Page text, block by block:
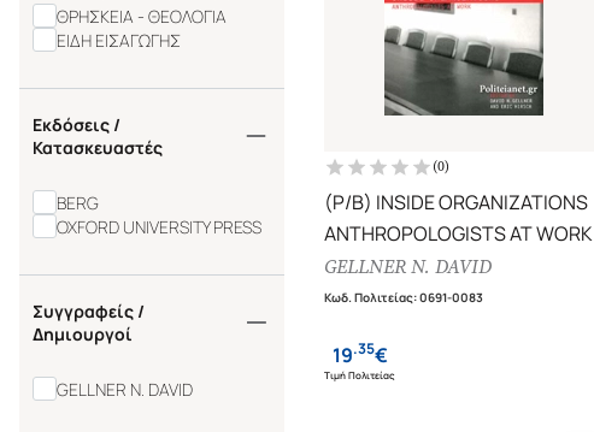
ΘΡΗΣΚΕΙΑ - ΘΕΟΛΟΓΙΑ
ΕΙΔΗ ΕΙΣΑΓΩΓΗΣ
Εκδόσεις /
Κατασκευαστές
BERG
OXFORD UNIVERSITY PRESS
Συγγραφείς /
Δημιουργοί
GELLNER N. DAVID
(0)
(P/B) INSIDE ORGANIZATIONS
ANTHROPOLOGISTS AT WORK
GELLNER N. DAVID
Κωδ. Πολιτείας:0691-0083
19.35€
Τιμή Πολιτείας